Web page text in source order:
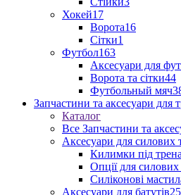
Хокей17
Ворота16
Сітки1
Футбол163
Аксесуари для
Ворота та сітки44
Футбольный мяч
Запчастини та аксесуари для
Каталог
Все Запчастини та
Аксесуари для силових
Килимки під
Опції для силових
Силіконові
Аксесуари для батутів